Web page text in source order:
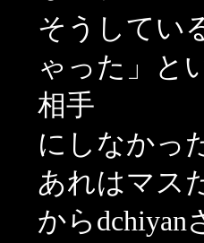
そうしてい
ゃった」と
相手
にしなかっ
あれはマス
から